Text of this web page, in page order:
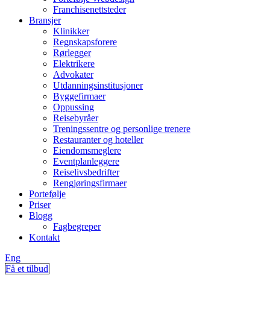
Franchisenettsteder
Bransjer
Klinikker
Regnskapsforere
Rørlegger
Elektrikere
Advokater
Utdanningsinstitusjoner
Byggefirmaer
Oppussing
Reisebyråer
Treningssentre og personlige trenere
Restauranter og hoteller
Eiendomsmeglere
Eventplanleggere
Reiselivsbedrifter
Rengjøringsfirmaer
Portefølje
Priser
Blogg
Fagbegreper
Kontakt
Eng
Få et tilbud